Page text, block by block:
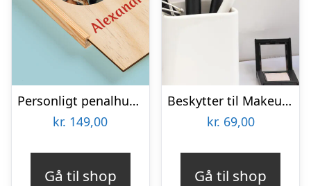
Personligt penalhus med foto & tekst
kr. 149,00
Gå til shop
Beskytter til Makeupbørster 3-pak
kr. 69,00
Gå til shop